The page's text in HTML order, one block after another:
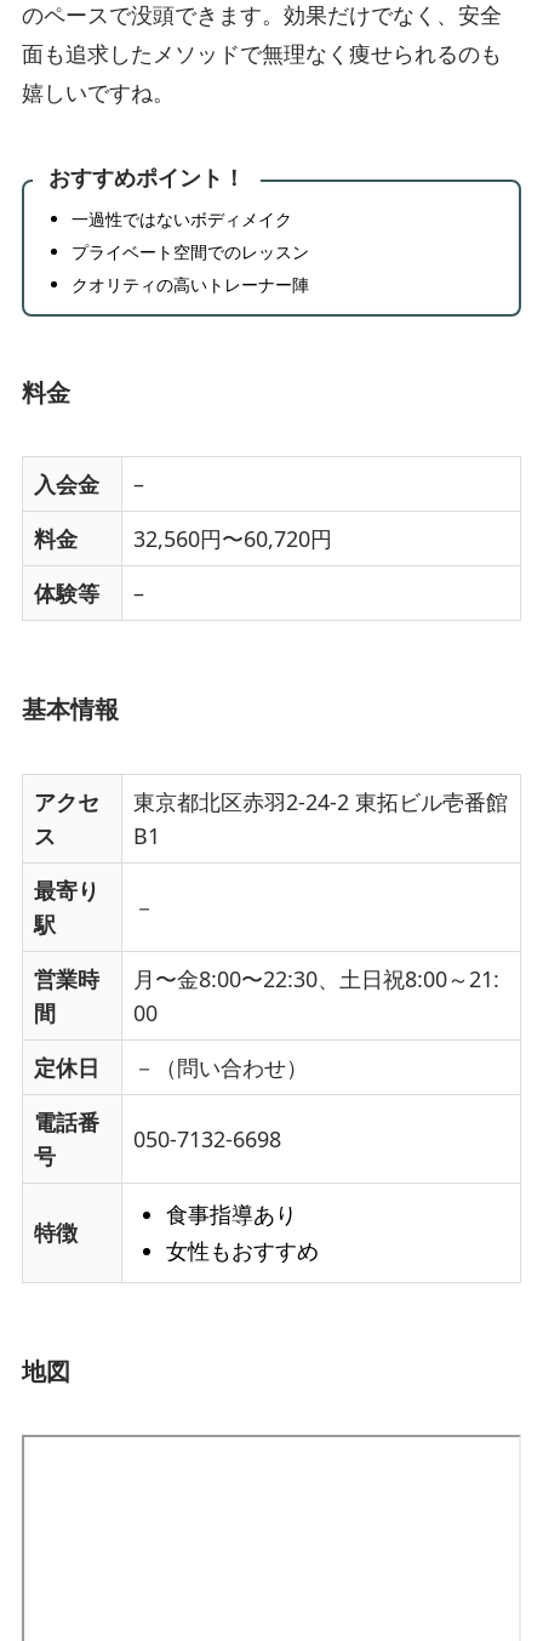
のペースで没頭できます。効果だけでなく、安全
面も追求したメソッドで無理なく痩せられるのも
嬉しいですね。
おすすめポイント！
一過性ではないボディメイク
プライベート空間でのレッスン
クオリティの高いトレーナー陣
料金
入会金
–
料金
32,560円〜60,720円
体験等
–
基本情報
アクセ
ス
東京都北区赤羽2-24-2 東拓ビル壱番館
B1
最寄り
駅
－
営業時
間
月〜金8:00〜22:30、土日祝8:00～21:
00
定休日
－（問い合わせ）
電話番
号
050-7132-6698
特徴
食事指導あり
女性もおすすめ
地図